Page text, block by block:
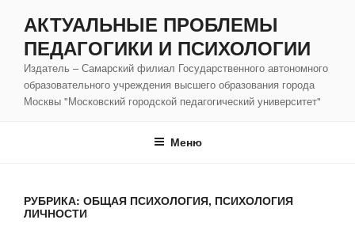
содержимому
АКТУАЛЬНЫЕ ПРОБЛЕМЫ
ПЕДАГОГИКИ И ПСИХОЛОГИИ
Издатель – Самарский филиал Государственного автономного
образовательного учреждения высшего образования города
Москвы "Московский городской педагогический университет"
Меню
РУБРИКА: ОБЩАЯ ПСИХОЛОГИЯ, ПСИХОЛОГИЯ
ЛИЧНОСТИ